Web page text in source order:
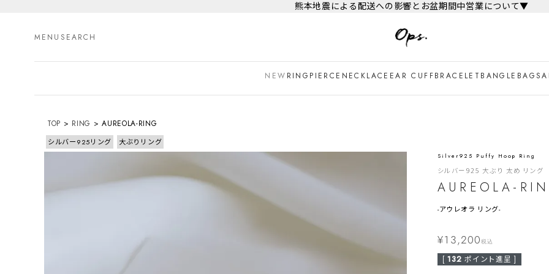
熊本地震による配送への影響とお盆期間中営業について▼
MENU SEARCH
NEW RING PIERCE NECKLACE EAR CUFFBRACELET BANGLE BAG
TOP RING AUREOLA-RING
シルバー925リング 大ぶりリング
Silver925 Puffy Hoop Ring
シルバー925 大ぶり 太め リング
AUREOLA-
-アウレオラ リング-
¥13,200税込
[ 132 ポイント進呈 ]